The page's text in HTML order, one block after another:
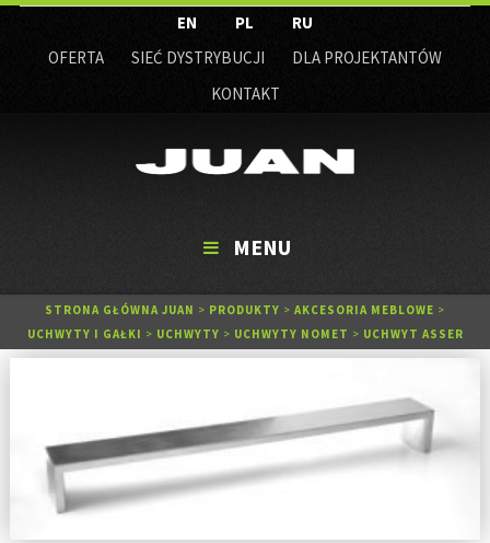
EN PL
RU
OFERTA
SIEĆ DYSTRYBUCJI
DLA PROJEKTANTÓW
KONTAKT
MENU
STRONA GŁÓWNA JUAN > PRODUKTY > AKCESORIA MEBLOWE >
UCHWYTY I GAŁKI > UCHWYTY > UCHWYTY NOMET > UCHWYT ASSER